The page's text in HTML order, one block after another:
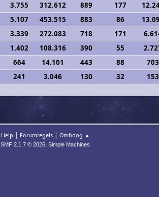
3.755 312.612 889 177
5.107 453.515 883 86
3.339 272.083 718 171
1.402 108.316 390 55
664 14.101 443 88
241 3.046 130 32
Help | Forumregels| Omhoog ▲
SMF 2.1.7 © 2026, Simple Machines